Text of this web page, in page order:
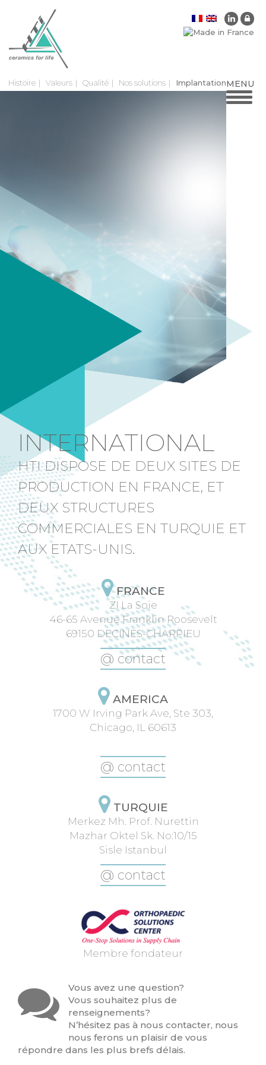
Histoire Valeurs Qualité Nos solutions Implantation
INTERNATIONAL
HTI DISPOSE DE DEUX SITES DE
PRODUCTION EN FRANCE, ET
DEUX STRUCTURES
COMMERCIALES EN TURQUIE ET
AUX ETATS-UNIS.
FRANCE
ZI La Soie
46-65 Avenue Franklin Roosevelt
69150 DECINES-CHARPIEU
@ contact
AMERICA
1700 W Irving Park Ave, Ste 303,
Chicago, IL 60613
@ contact
TURQUIE
Merkez Mh. Prof. Nurettin
Mazhar Oktel Sk. No:10/15
Sisle Istanbul
@ contact
Membre fondateur
Vous avez une question?
Vous souhaitez plus de
renseignements?
N’hésitez pas à nous contacter, nous
nous ferons un plaisir de vous
répondre dans les plus brefs délais.